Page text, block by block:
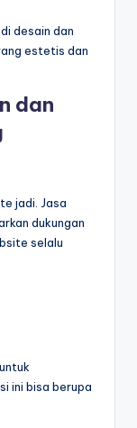
di desain dan
estetis dan
dan
jadi. Jasa
dukungan
selalu
ini bisa berupa